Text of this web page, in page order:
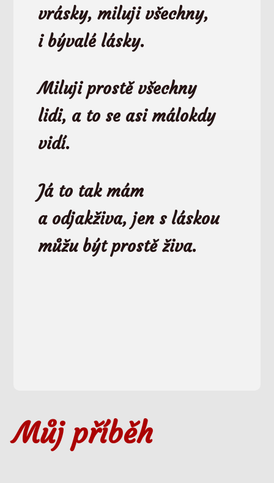
vrásky,miluji všechny,
i bývalé lásky.
Miluji prostě všechny
lidi, a to se asi málokdy
vidí.
Já to tak mám
a odjakživa, jen s láskou
můžu být prostě živa.
Můj příběh